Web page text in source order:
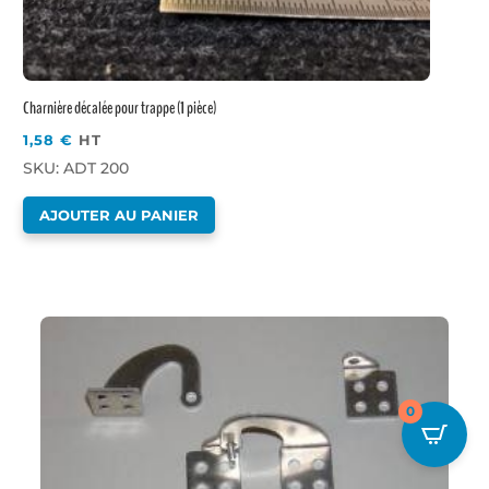
Charnière décalée pour trappe (1 pièce)
1,58€ HT
SKU: ADT 200
AJOUTER AU PANIER
0